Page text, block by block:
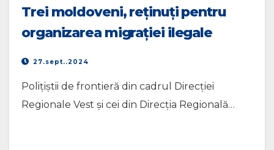
Trei moldoveni, reținuți pentru
organizarea migrației ilegale
27.sept..2024
Polițiștii de frontieră din cadrul Direcției
Regionale Vest și cei din Direcția Regională…